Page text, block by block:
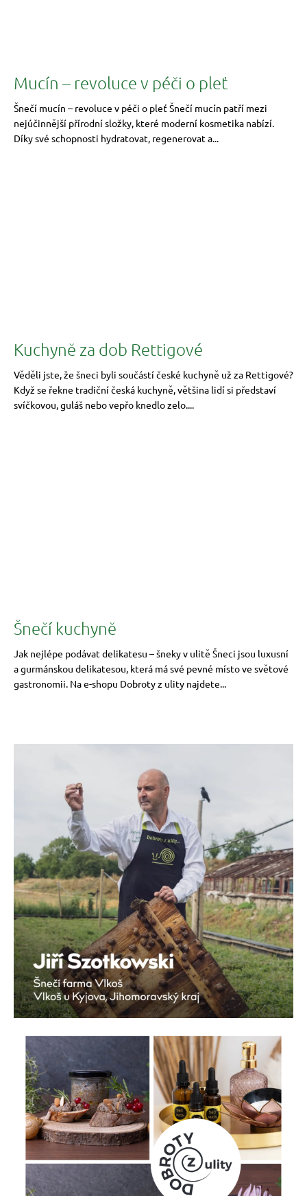
Mucín – revoluce v péči o pleť
Šnečí mucín – revoluce v péči o pleť Šnečí mucín patří mezi
nejúčinnější přírodní složky, které moderní kosmetika nabízí.
Díky své schopnosti hydratovat, regenerovat a...
Kuchyně za dob Rettigové
Věděli jste, že šneci byli součástí české kuchyně už za Rettigové?
Když se řekne tradiční česká kuchyně, většina lidí si představí
svíčkovou, guláš nebo vepřo knedlo zelo....
Šnečí kuchyně
Jak nejlépe podávat delikatesu – šneky v ulitě Šneci jsou luxusní
a gurmánskou delikatesou, která má své pevné místo ve světové
gastronomii. Na e-shopu Dobroty z ulity najdete...